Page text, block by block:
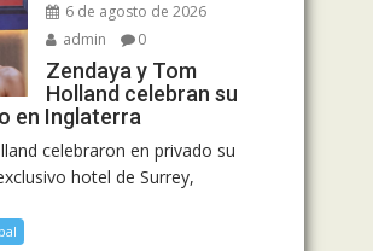
6 de agosto de 2026
admin
0
Zendaya y Tom
Holland celebran su
en Inglaterra
celebraron en privado su
hotel de Surrey,